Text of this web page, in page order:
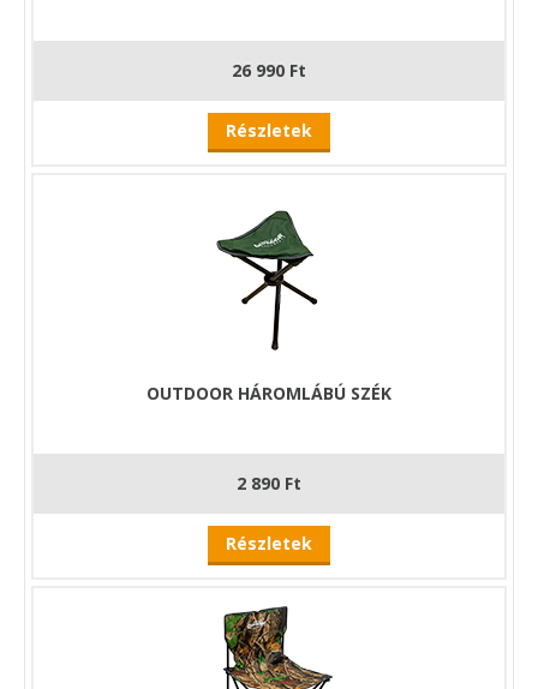
26 990 Ft
Részletek
OUTDOOR HÁROMLÁBÚ SZÉK
2 890 Ft
Részletek